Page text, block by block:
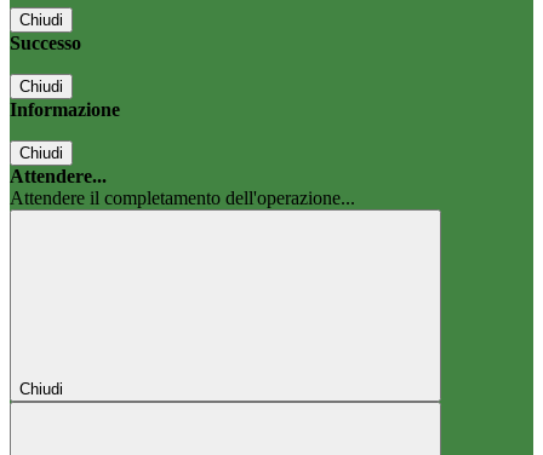
Chiudi
Successo
Chiudi
Informazione
Chiudi
Attendere...
Attendere il completamento dell'operazione...
Chiudi